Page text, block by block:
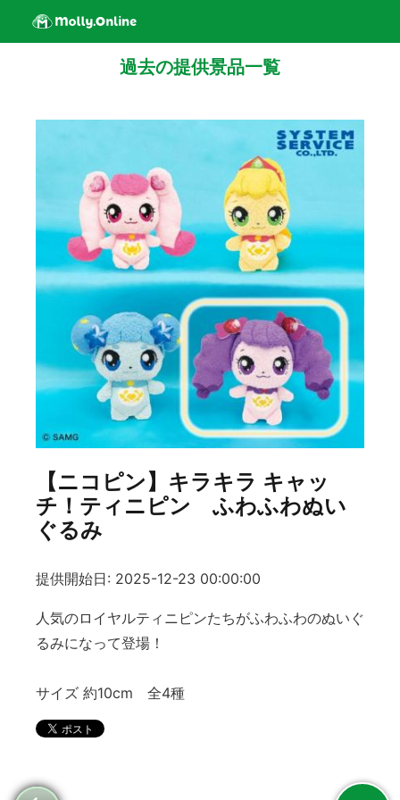
過去の提供景品一覧
【ニコピン】キラキラ キャッ
チ！ティニピン ふわふわぬい
ぐるみ
提供開始日: 2025-12-23 00:00:00
人気のロイヤルティニピンたちがふわふわのぬいぐ
るみになって登場！
サイズ 約10cm 全4種